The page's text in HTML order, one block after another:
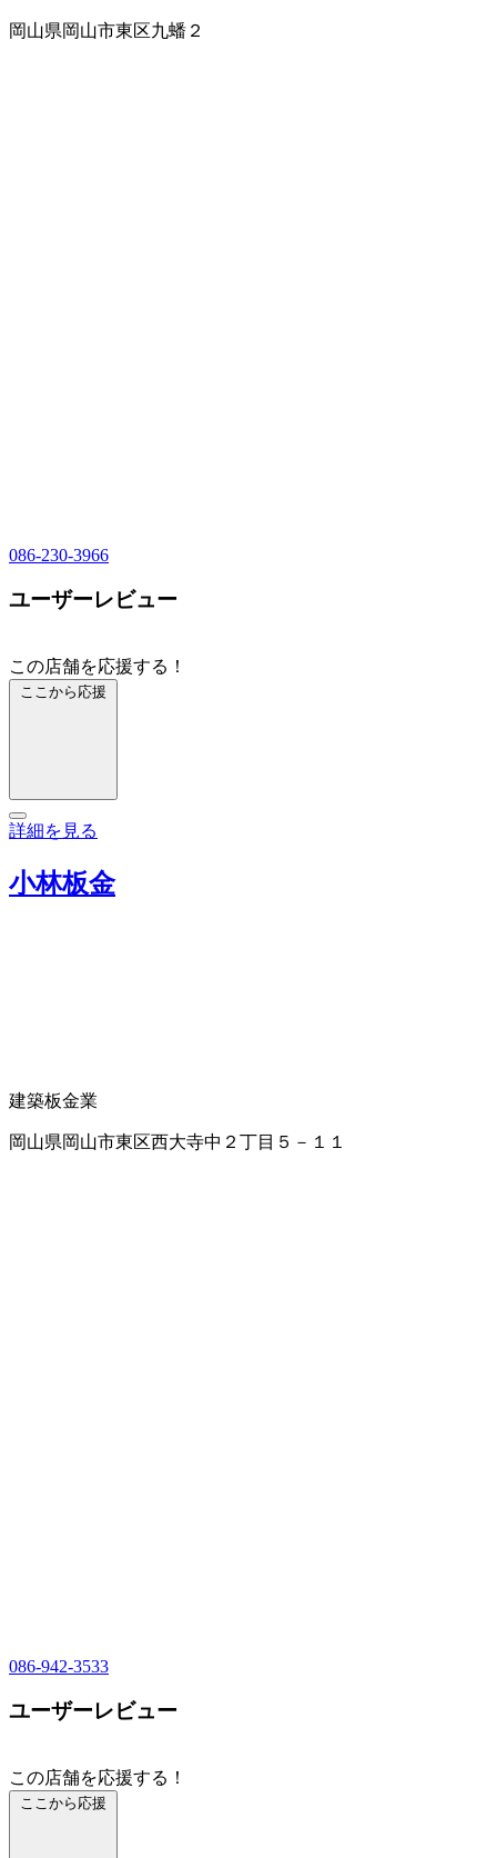
岡山県岡山市東区九蟠２
086-230-3966
ユーザーレビュー
この店舗を応援する！
ここから応援
詳細を見る
小林板金
建築板金業
岡山県岡山市東区西大寺中２丁目５－１１
086-942-3533
ユーザーレビュー
この店舗を応援する！
ここから応援